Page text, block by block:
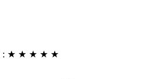
: ★ ★ ★ ★ ★